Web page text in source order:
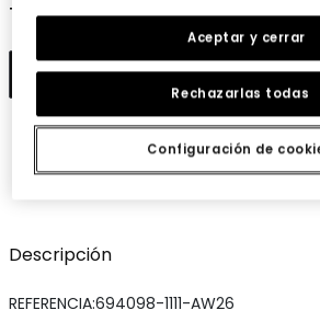
12,95 €
Añadir
Descripción
REFERENCIA:694098-1111-AW26
Configuración de
Rechazarlas todas
Aceptar y cerrar